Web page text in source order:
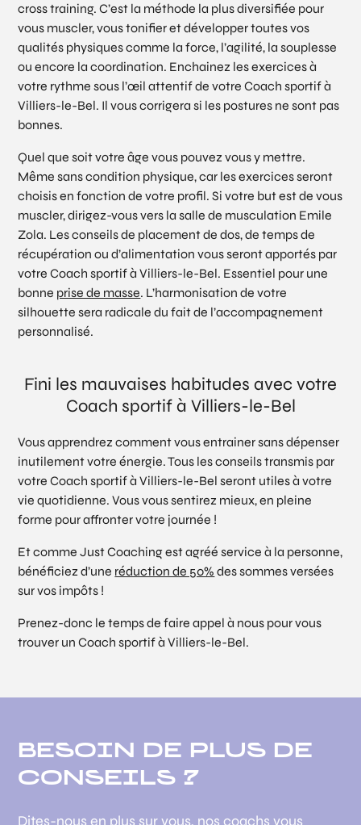
cross training. C’est la méthode la plus diversifiée pour
vous muscler, vous tonifier et développer toutes vos
qualités physiques comme la force, l’agilité, la souplesse
ou encore la coordination. Enchainez les exercices à
votre rythme sous l’œil attentif de votre Coach sportif à
Villiers-le-Bel. Il vous corrigera si les postures ne sont pas
bonnes.
Quel que soit votre âge vous pouvez vous y mettre.
Même sans condition physique, car les exercices seront
choisis en fonction de votre profil. Si votre but est de vous
muscler, dirigez-vous vers la salle de musculation Emile
Zola. Les conseils de placement de dos, de temps de
récupération ou d’alimentation vous seront apportés par
votre Coach sportif à Villiers-le-Bel. Essentiel pour une
bonne prise de masse. L’harmonisation de votre
silhouette sera radicale du fait de l’accompagnement
personnalisé.
Fini les mauvaises habitudes avec votre
Coach sportif à Villiers-le-Bel
Vous apprendrez comment vous entrainer sans dépenser
inutilement votre énergie. Tous les conseils transmis par
votre Coach sportif à Villiers-le-Bel seront utiles à votre
vie quotidienne. Vous vous sentirez mieux, en pleine
forme pour affronter votre journée !
Et comme Just Coaching est agréé service à la personne,
bénéficiez d’une réduction de 50% des sommes versées
sur vos impôts !
Prenez-donc le temps de faire appel à nous pour vous
trouver un Coach sportif à Villiers-le-Bel.
BESOIN DE PLUS DE
CONSEILS ?
Dites-nous en plus sur vous, nos coachs vous